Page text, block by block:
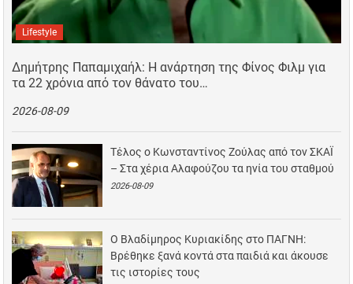
Lifestyle
Δημήτρης Παπαμιχαήλ: Η ανάρτηση της Φίνος Φιλμ για
τα 22 χρόνια από τον θάνατο του…
2026-08-09
Τέλος ο Κωνσταντίνος Ζούλας από τον ΣΚΑΪ
– Στα χέρια Αλαφούζου τα ηνία του σταθμού
2026-08-09
Ο Βλαδίμηρος Κυριακίδης στο ΠΑΓΝΗ:
Βρέθηκε ξανά κοντά στα παιδιά και άκουσε
τις ιστορίες τους